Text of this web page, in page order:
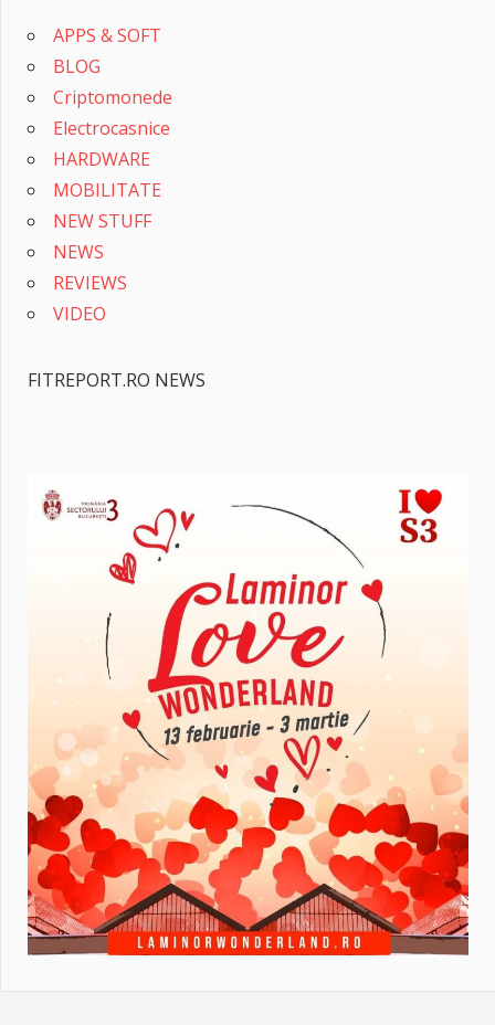
APPS & SOFT
BLOG
Criptomonede
Electrocasnice
HARDWARE
MOBILITATE
NEW STUFF
NEWS
REVIEWS
VIDEO
FITREPORT.RO NEWS